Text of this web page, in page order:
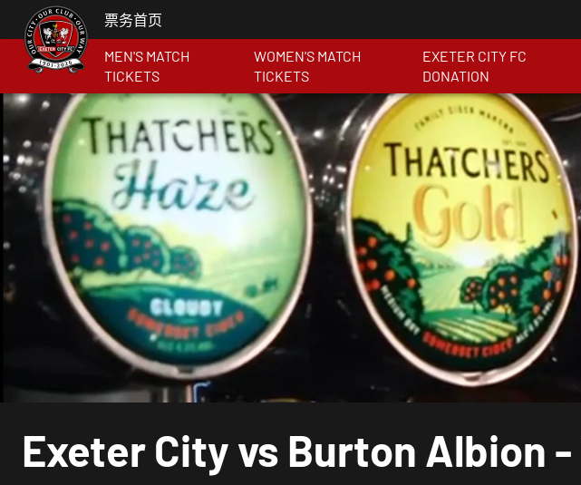
票务首页
MEN'S MATCH
TICKETS
WOMEN'S MATCH
TICKETS
EXETER CITY FC
DONATION
Exeter City vs Burton Albion